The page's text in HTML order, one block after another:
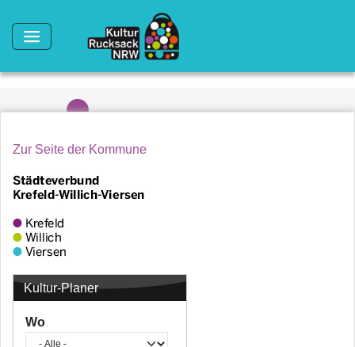
Zur Seite der Kommune
Kultur-Planer
Wo